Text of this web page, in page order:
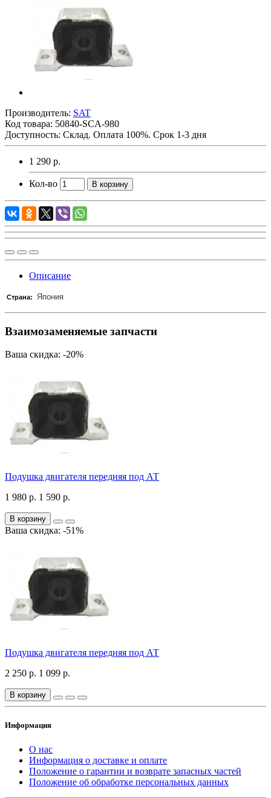
Производитель: SAT
Код товара: 50840-SCA-980
Доступность: Склад. Оплата 100%. Срок 1-3 дня
1 290 р.
Кол-во В корзину
Описание
Страна: Япония
Взаимозаменяемые запчасти
Ваша скидка: -20%
Подушка двигателя передняя под АТ
1 980 р. 1 590 р.
В корзину
Ваша скидка: -51%
Подушка двигателя передняя под АТ
2 250 р. 1 099 р.
В корзину
Информация
О нас
Информация о доставке и оплате
Положение о гарантии и возврате запасных частей
Положение об обработке персональных данных